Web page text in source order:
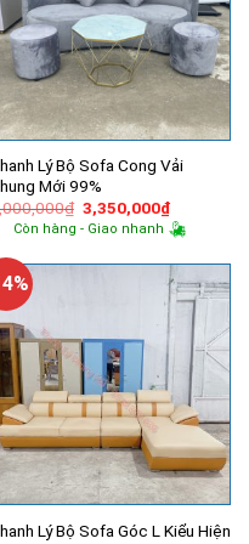
Lý Bộ Sofa Cong Vải
Mới 99%
₫ Giá
gốc
là:
3,350,000₫Giá
hiện
tại
Còn hàng - Giao nhanh
Lý Bộ Sofa Góc L Kiểu Hiện